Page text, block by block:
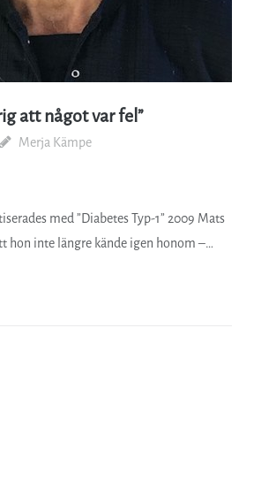
att något var fel”
Merja Kämpe
med ”Diabetes Typ-1” 2009 Mats
hon inte längre kände igen honom –…